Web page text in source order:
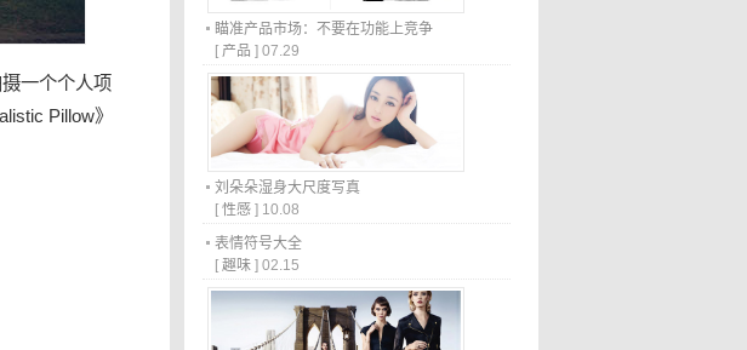
一个个人项
Pillow》
瞄准产品市场：不要在功能上竞争
[ 产品 ] 07.29
刘朵朵湿身大尺度写真
[ 性感 ] 10.08
表情符号大全
[ 趣味 ] 02.15